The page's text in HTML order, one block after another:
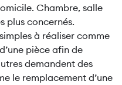
Chambre, salle
plus concernés.
à réaliser comme
pièce afin de
demandent des
le remplacement d’une